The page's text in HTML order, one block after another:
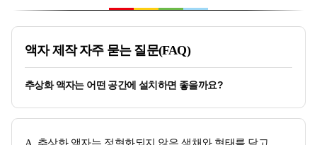
액자 제작 자주 묻는 질문(FAQ)
추상화 액자는 어떤 공간에 설치하면 좋을까요?